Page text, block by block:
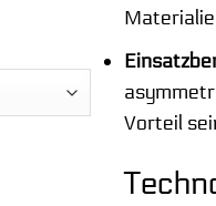
Vorteil